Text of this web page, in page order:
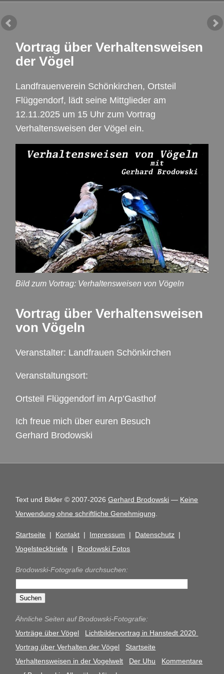
Vortrag über Verhaltensweisen
der Vögel
Landfrauenverein Schönkirchen, Ortsteil
Flüggendorf, lädt seine Mittglieder am
12.11.2025 um 15 Uhr zum Vortrag
Verhaltensweisen der Vögel ein.
Bild zum Vortrag: Verhaltensweisen von Vögeln
Vortrag über Verhaltensweisen
von Vögeln
Veranstalter: Landfrauen Schönkirchen
Veranstaltungsort:
Ortsteil Flüggendorf im Arp’Gasthof
Ich freue mich über euren Besuch
Gerhard Brodowski
Text und Bilder © 2007-2026Gerhard Brodowski — Keine
Verwendung ohne schriftliche Genehmigung
Startseite | Kontakt | Impressum | Datenschutz |
Vogelsteckbriefe | Brodowski Fotos
Brodowski-Fotografie durchsuchen:
Ähnliche Seiten auf Brodowski-Fotografie:
Vorträge über Vögel
Lichtbildervortrag in Hanstedt 2020
Vortrag über Verhalten der Vögel
Startseite
Verhaltensweisen in der Vogelwelt
Der Uhu
Kommentare